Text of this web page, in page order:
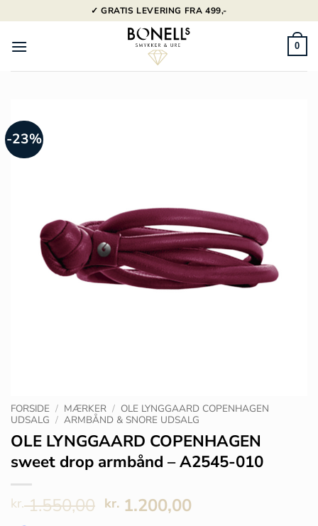
til
indhold
✓ GRATIS LEVERING FRA 499,-
0
-23%
FORSIDE / MÆRKER / OLE LYNGGAARD COPENHAGEN
UDSALG / ARMBÅND & SNORE UDSALG
OLE LYNGGAARD COPENHAGEN
sweet drop armbånd – A2545-010
kr.1.550,00 Den
kr. 1.200,00Den